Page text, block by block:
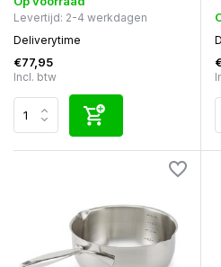
Levertijd: 2-4 werkdagen
Deliverytime
€77,95
Incl. btw